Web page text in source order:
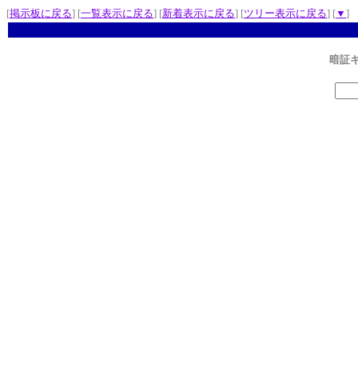
[掲示板に戻る] [一覧表示に戻る] [新着表示に戻る] [ツリー表示に戻る] [▼ ]
暗証